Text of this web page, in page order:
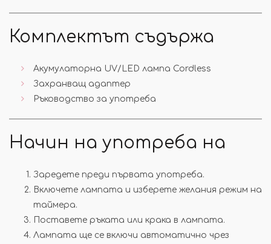
Комплектът съдържа
Акумулаторна UV/LED лампа Cordless
Захранващ адаптер
Ръководство за употреба
Начин на употреба на
Заредете преди първата употреба.
Включете лампата и изберете желания режим на
таймера.
Поставете ръката или крака в лампата.
Лампата ще се включи автоматично чрез